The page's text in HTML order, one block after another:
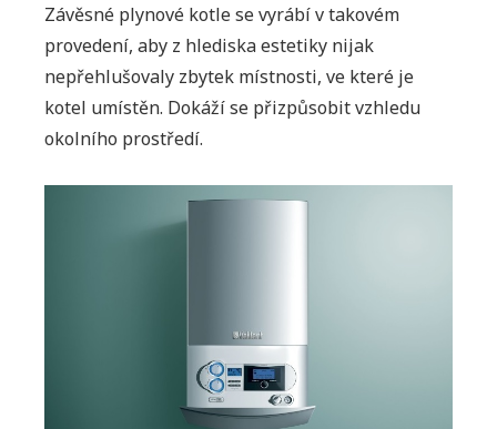
Závěsné plynové kotle se vyrábí v takovém
provedení, aby z hlediska estetiky nijak
nepřehlušovaly zbytek místnosti, ve které je
kotel umístěn. Dokáží se přizpůsobit vzhledu
okolního prostředí.